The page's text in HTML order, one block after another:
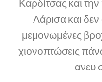
Καρδίτσας και
Λάρισα και δεν
μεμονωμένες
χιονοπτώσεις
ανευ